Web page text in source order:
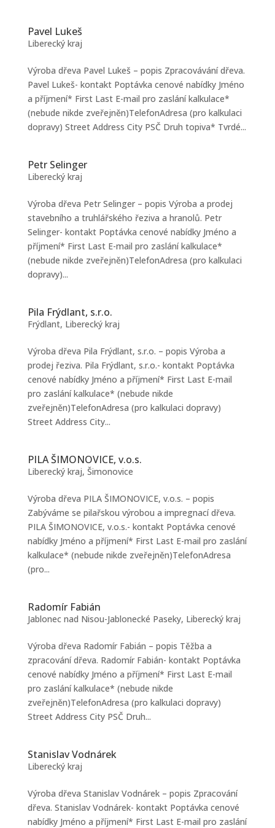
Pavel Lukeš
Liberecký kraj
Výroba dřeva Pavel Lukeš – popis Zpracovávání dřeva.
Pavel Lukeš- kontakt Poptávka cenové nabídky Jméno
a příjmení* First Last E-mail pro zaslání kalkulace*
(nebude nikde zveřejněn)TelefonAdresa (pro kalkulaci
dopravy) Street Address City PSČ Druh topiva* Tvrdé...
Petr Selinger
Liberecký kraj
Výroba dřeva Petr Selinger – popis Výroba a prodej
stavebního a truhlářského řeziva a hranolů. Petr
Selinger- kontakt Poptávka cenové nabídky Jméno a
příjmení* First Last E-mail pro zaslání kalkulace*
(nebude nikde zveřejněn)TelefonAdresa (pro kalkulaci
dopravy)...
Pila Frýdlant, s.r.o.
Frýdlant, Liberecký kraj
Výroba dřeva Pila Frýdlant, s.r.o. – popis Výroba a
prodej řeziva. Pila Frýdlant, s.r.o.- kontakt Poptávka
cenové nabídky Jméno a příjmení* First Last E-mail
pro zaslání kalkulace* (nebude nikde
zveřejněn)TelefonAdresa (pro kalkulaci dopravy)
Street Address City...
PILA ŠIMONOVICE, v.o.s.
Liberecký kraj, Šimonovice
Výroba dřeva PILA ŠIMONOVICE, v.o.s. – popis
Zabýváme se pilařskou výrobou a impregnací dřeva.
PILA ŠIMONOVICE, v.o.s.- kontakt Poptávka cenové
nabídky Jméno a příjmení* First Last E-mail pro zaslání
kalkulace* (nebude nikde zveřejněn)TelefonAdresa
(pro...
Radomír Fabián
Jablonec nad Nisou-Jablonecké Paseky, Liberecký kraj
Výroba dřeva Radomír Fabián – popis Těžba a
zpracování dřeva. Radomír Fabián- kontakt Poptávka
cenové nabídky Jméno a příjmení* First Last E-mail
pro zaslání kalkulace* (nebude nikde
zveřejněn)TelefonAdresa (pro kalkulaci dopravy)
Street Address City PSČ Druh...
Stanislav Vodnárek
Liberecký kraj
Výroba dřeva Stanislav Vodnárek – popis Zpracování
dřeva. Stanislav Vodnárek- kontakt Poptávka cenové
nabídky Jméno a příjmení* First Last E-mail pro zaslání